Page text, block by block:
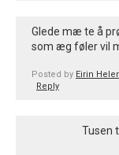
Glede mæ te å
som æg føler vil
Posted by Eirin
Reply
Tusen